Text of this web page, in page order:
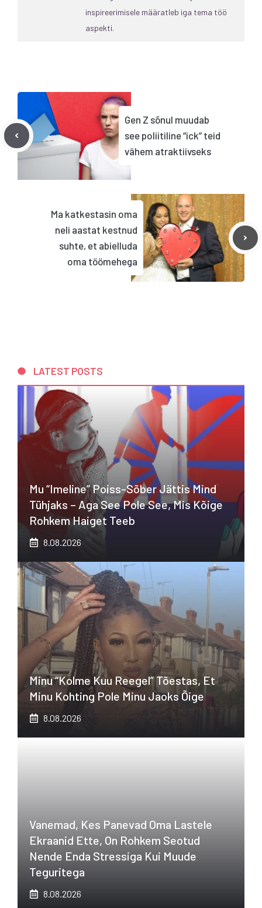
inspireerimisele määratleb iga tema töö
aspekti.
Gen Z sõnul muudab
see poliitiline “ick” teid
vähem atraktiivseks
Ma katkestasin oma
neli aastat kestnud
suhte, et abielluda
oma töömehega
LATEST POSTS
Mu “imeline” Poiss-Sõber Jättis Mind
Tühjaks – Aga See Pole See, Mis Kõige
Rohkem Haiget Teeb
8.08.2026
Minu “kolme Kuu Reegel” Tõestas, Et
Minu Kohting Pole Minu Jaoks Õige
8.08.2026
Vanemad, Kes Panevad Oma Lastele
Ekraanid Ette, On Rohkem Seotud
Nende Enda Stressiga Kui Muude
Teguritega
8.08.2026